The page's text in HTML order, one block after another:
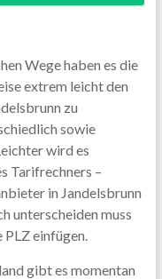
Wege haben es die
extrem leicht den
zu
sowie
wird es
Tarifrechners –
in Jandelsbrunn
unterscheiden muss
einfügen.
gibt es momentan